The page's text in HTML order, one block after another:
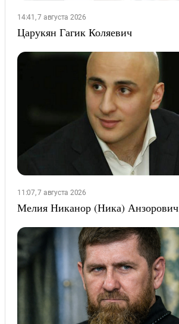
14:41, 7 августа 2026
Царукян Гагик Коляевич
11:07, 7 августа 2026
Мелия Никанор (Ника) Анзорович